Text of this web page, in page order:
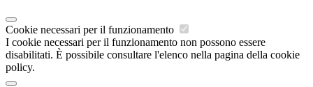
Cookie necessari per il funzionamento
I cookie necessari per il funzionamento non possono essere
disabilitati. È possibile consultare l'elenco nella pagina della cookie
policy.